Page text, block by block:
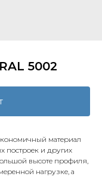
5002
материал
построек и других
высоте профиля,
нагрузке, а